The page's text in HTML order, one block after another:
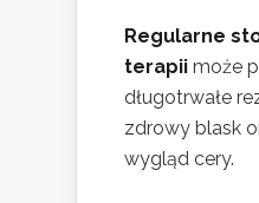
Regularne
terapii może
długotrwałe
zdrowy blask
wygląd cery.